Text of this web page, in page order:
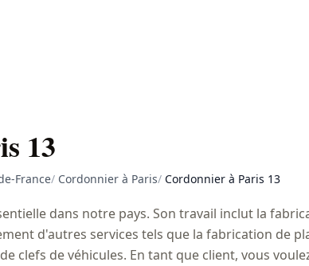
13
France/ Cordonnier à Paris/ Cordonnier à Paris 13
dans notre pays. Son travail inclut la
d'autres services tels que la fabrication de
clefs de véhicules. En tant que client, vous